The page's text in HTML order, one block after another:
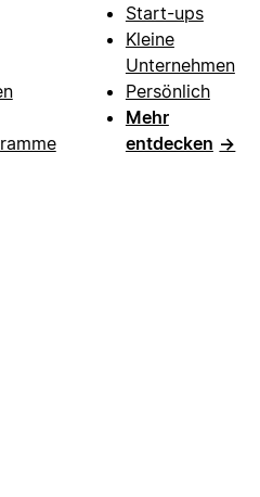
Start-ups
Kleine
Unternehmen
Persönlich
Mehr
entdecken →